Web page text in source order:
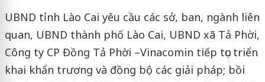
UBND tỉnh Lào Cai yêu cầu các sở, ban, ngành liên
quan, UBND thành phố Lào Cai, UBND xã Tả Phời,
Công ty CP Đồng Tả Phời –Vinacomin tiếp tục triển
khai khẩn trương và đồng bộ các giải pháp; bồi